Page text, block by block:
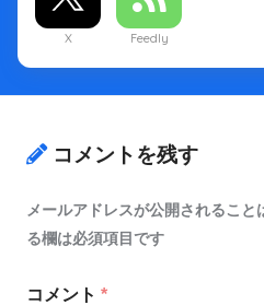
X Feedly
コメントを残す
メールアドレスが公開されること
る欄は必須項目です
コメント *